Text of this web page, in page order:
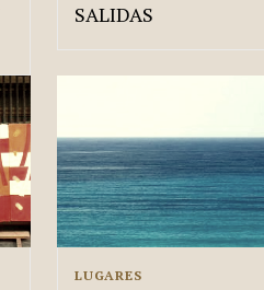
SALIDAS
LUGARES